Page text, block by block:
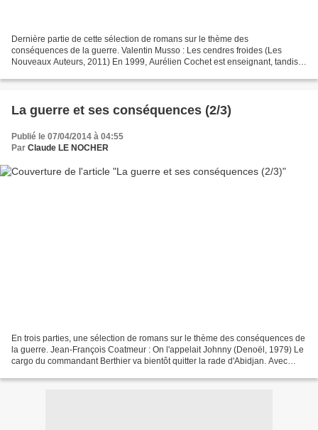
Dernière partie de cette sélection de romans sur le thème des
conséquences de la guerre. Valentin Musso : Les cendres froides (Les
Nouveaux Auteurs, 2011) En 1999, Aurélien Cochet est enseignant, tandis
La guerre et ses conséquences (2/3)
Publié le 07/04/2014 à 04:55
Par Claude LE NOCHER
En trois parties, une sélection de romans sur le thème des conséquences de
la guerre. Jean-François Coatmeur : On l'appelait Johnny (Denoël, 1979) Le
cargo du commandant Berthier va bientôt quitter la rade d'Abidjan. Avec